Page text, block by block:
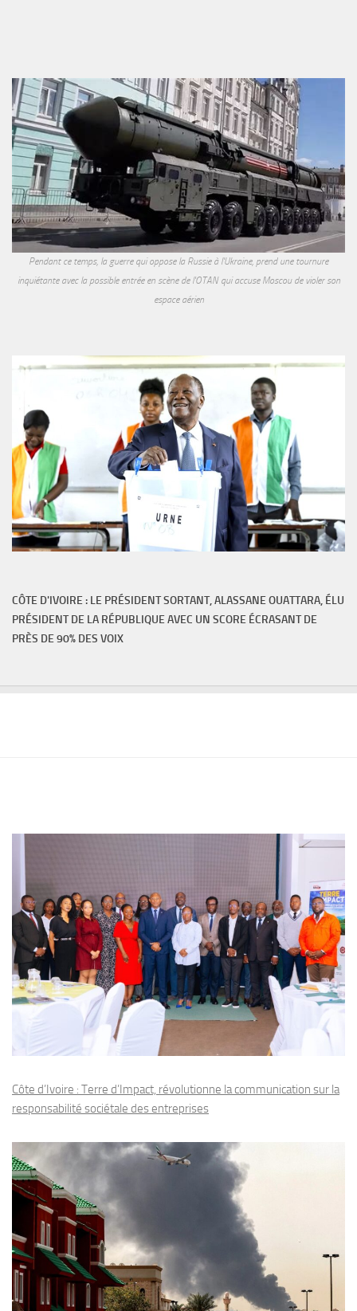
Pendant ce temps, la guerre qui oppose la Russie à l'Ukraine, prend une tournure
inquiétante avec la possible entrée en scène de l'OTAN qui accuse Moscou de violer son
espace aérien
CÔTE D'IVOIRE : LE PRÉSIDENT SORTANT, ALASSANE OUATTARA, ÉLU
PRÉSIDENT DE LA RÉPUBLIQUE AVEC UN SCORE ÉCRASANT DE
PRÈS DE 90% DES VOIX
Côte d’Ivoire : Terre d’Impact, révolutionne la communication sur la
responsabilité sociétale des entreprises